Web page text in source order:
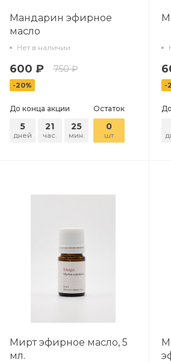
Мандарин эфирное
масло
Нет в наличии
600 ₽ 750 ₽
-20%
До конца акции
5
дней
21
час.
25
мин.
Остаток
0
шт
-
Мирт эфирное масло, 5
мл.